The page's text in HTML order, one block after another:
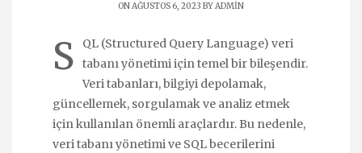
ON AĞUSTOS 6, 2023 BYADMIN
S
QL (Structured Query Language) veri
tabanı yönetimi için temel bir bileşendir.
Veri tabanları, bilgiyi depolamak,
güncellemek, sorgulamak ve analiz etmek
için kullanılan önemli araçlardır. Bu nedenle,
veri tabanı yönetimi ve SQL becerilerini